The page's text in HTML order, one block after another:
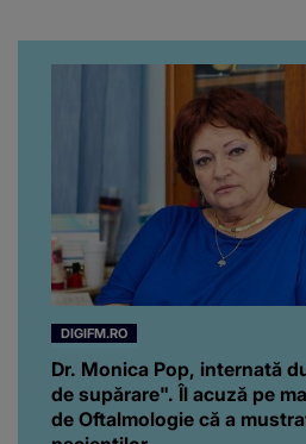
DIGIFM.RO
Dr. Monica Pop, internată
de supărare". Îl acuză pe
de Oftalmologie că a